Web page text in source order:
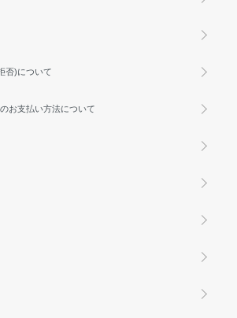
否)について
お支払い方法について